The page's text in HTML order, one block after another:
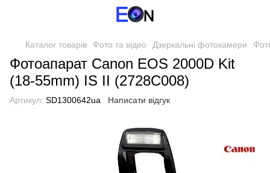
Каталог товарів Фото та відео Дзеркальні фотокамери
Фотоапарат Canon EOS 2000D Kit
(18-55mm) IS II (2728C008)
Артикул: SD1300642ua Написати відгук